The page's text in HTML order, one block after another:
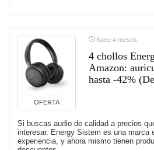
OFERTA
hace 4 meses
4 chollos
Amazon:
hasta -42%
Si buscas audio de calidad a precios
interesar. Energy Sistem es una marca
experiencia, y ahora mismo tienen